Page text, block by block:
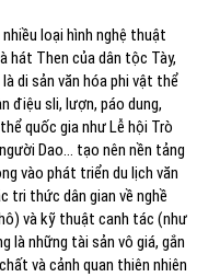
loại hình nghệ thuật
hát Then của dân tộc Tày,
di sản văn hóa phi vật thể
điệu sli, lượn, páo dung,
quốc gia như Lễ hội Trò
Dao… tạo nên nền tảng
vào phát triển du lịch văn
tri thức dân gian về nghề
và kỹ thuật canh tác (như
là những tài sản vô giá, gắn
và cảnh quan thiên nhiên